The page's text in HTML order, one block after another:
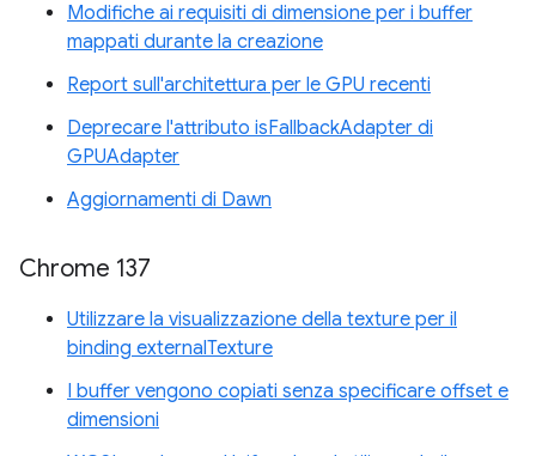
Modifiche ai requisiti di dimensione per i buffer
mappati durante la creazione
Report sull'architettura per le GPU recenti
Deprecare l'attributo isFallbackAdapter di
GPUAdapter
Aggiornamenti di Dawn
Chrome 137
Utilizzare la visualizzazione della texture per il
binding externalTexture
I buffer vengono copiati senza specificare offset e
dimensioni